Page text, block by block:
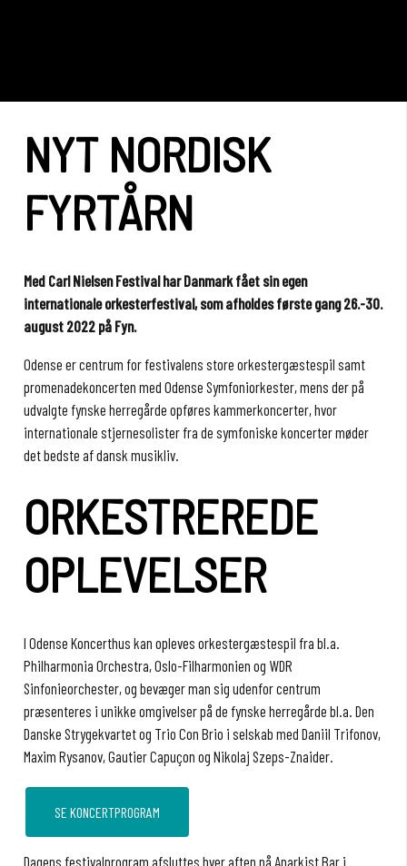
NYT NORDISK
FYRTÅRN
Med Carl Nielsen Festival har Danmark fået sin egen
internationale orkesterfestival, som afholdes første gang 26.-30.
august 2022 på Fyn.
Odense er centrum for festivalens store orkestergæstespil samt
promenadekoncerten med Odense Symfoniorkester, mens der på
udvalgte fynske herregårde opføres kammerkoncerter, hvor
internationale stjernesolister fra de symfoniske koncerter møder
det bedste af dansk musikliv.
ORKESTREREDE
OPLEVELSER
I Odense Koncerthus kan opleves orkestergæstespil fra bl.a.
Philharmonia Orchestra, Oslo-Filharmonien og WDR
Sinfonieorchester, og bevæger man sig udenfor centrum
præsenteres i unikke omgivelser på de fynske herregårde bl.a. Den
Danske Strygekvartet og Trio Con Brio i selskab med Daniil Trifonov,
Maxim Rysanov, Gautier Capuçon og Nikolaj Szeps-Znaider.
SE KONCERTPROGRAM
Dagens festivalprogram afsluttes hver aften på Anarkist Bar i